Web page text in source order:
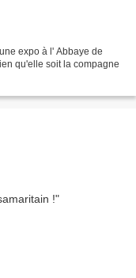
expo à l' Abbaye de
qu'elle soit la compagne